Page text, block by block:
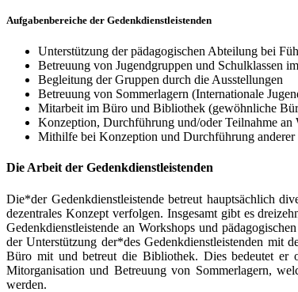
Aufgabenbereiche der Gedenkdienstleistenden
Unterstützung der pädagogischen Abteilung bei
Betreuung von Jugendgruppen und Schulklassen
Begleitung der Gruppen durch die Ausstellungen
Betreuung von Sommerlagern (Internationale
Mitarbeit im Büro und Bibliothek (gewöhnliche
Konzeption, Durchführung und/oder Teilnahme an
Mithilfe bei Konzeption und Durchführung anderer
Die Arbeit der Gedenkdienstleistenden
Die*der Gedenkdienstleistende betreut hauptsächlich
dezentrales Konzept verfolgen. Insgesamt gibt es
Gedenkdienstleistende an Workshops und
der Unterstützung der*des Gedenkdienstleistenden mit
Büro mit und betreut die Bibliothek. Dies bedeutet er
Mitorganisation und Betreuung von Sommerlagern,
werden.